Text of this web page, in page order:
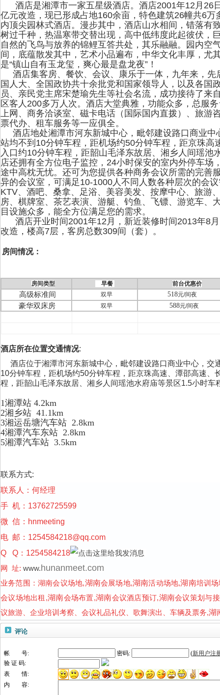
酒店是湘潭市一家五星级酒店。酒店2001年12月26
亿元改造，现已形成占地160余亩，特色建筑26幢共6万
内顶尖园林式酒店。漫步其中，酒店山水相间，错落有
树过千种，热温寒带交替出现，高中低纬度此起彼伏，
自然的飞鸟与放养的锦鲤互答共处，其乐融融。园内空
间，底蕴散发其中，艺术小品遍布，中华文化丰厚，尤
是“镇山自有玉龙玺，爽心最是盘龙夜”！
酒店集客房、餐饮、会议、康乐于一体，九年来，先
国人大、全国政协共十余批党和国家领导人，以及各国
员、亲民党主席宋楚瑜先生等社会名流，成功接待了来
区客人200多万人次。酒店大堂典雅，功能众多，总服
上网、商务洽谈室、磁卡电话（国际国内直拨）、旅游
票代办、租车服务等一应俱全。
酒店地处湘潭市河东新城中心，毗邻建设路口商业中
站均不到10分钟车程，距机场约50分钟车程，距京珠高
入口约10分钟车程，距韶山毛泽东故居、湘乡人间瑶池
店还拥有全方位电子监控，24小时保安的室内外停车场
途中高枕无忧。还可为您提供各种商务会议所需的完善
异的会议室，可满足10-1000人不同人数各种层次的会
KTV、酒吧、桑拿、足浴、美容美发、按摩中心、旅游
房、棋牌室、茶艺表演、游艇、钓鱼、飞镖、游览车、
目设施众多，能全方位满足您的需求。
酒店开业时间2001年12月，新近装修时间2013年8
改造，楼高7层，客房总数309间（套）。
房间情况：
房间类型 早餐 前台优惠价
高级标准间 双早 518元/间夜
豪华双床房 双早 588元/间夜
酒店所在位置交通情况:
酒店位于湘潭市河东新城中心，毗邻建设路口商业中心，交
10分钟车程，距机场约50分钟车程，距京珠高速、潭邵高速、
程，距韶山毛泽东故居、湘乡人间瑶池水府庙等景区1.5小时车
1湘潭站 4.2km
2湘乡站 41.1km
3湘运岳塘汽车站 2.8km
4湘潭汽车东站 2.8km
5湘潭汽车站 3.5km
联系方式:
联系人：何经理
手 机：13762725599
微 信：hnmeeting
电 邮： 1254584218@qq.com
Q Q：1254584218
网 址: www.hunanmeet.com
业务范围：湖南会议场地,湖南会展场地,湖南活动场地,湖南培训
会议场地出租,湖南会场布置,湖南会议酒店预订,湖南会议策划与
议旅游、企业培训考察、会议礼品礼仪、歌舞演出、车辆及票务,湖
评论
帐 号: 密码: (新用户注
验 证 码:
表 情:
内 容: